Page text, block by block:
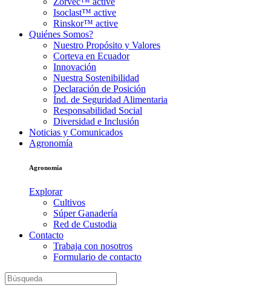
Isoclast™ active
Rinskor™ active
Quiénes Somos?
Nuestro Propósito y Valores
Corteva en Ecuador
Innovación
Nuestra Sostenibilidad
Declaración de Posición
Índ. de Seguridad Alimentaria
Responsabilidad Social
Diversidad e Inclusión
Noticias y Comunicados
Agronomía
Agronomía
Explorar
Cultivos
Súper Ganadería
Red de Custodia
Contacto
Trabaja con nosotros
Formulario de contacto